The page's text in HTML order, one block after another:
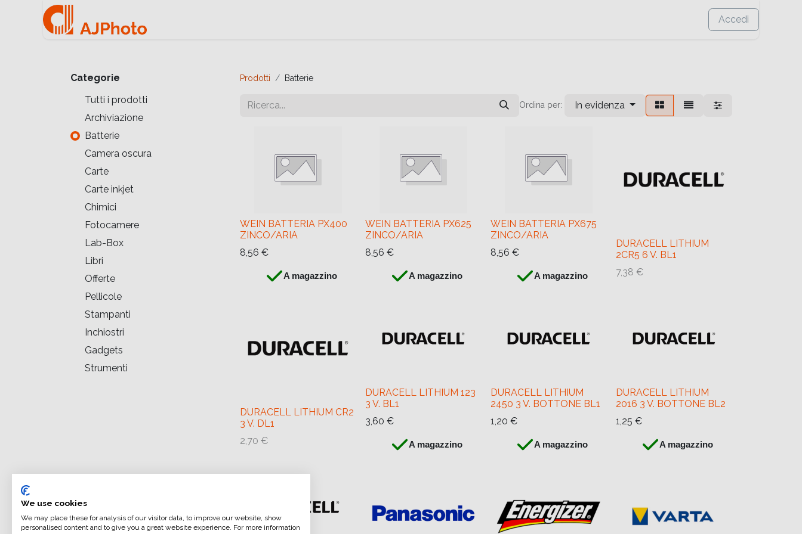
Accedi
Categorie
Tutti i prodotti
Archiviazione
Batterie
Camera oscura
Carte
Carte inkjet
Chimici
Fotocamere
Lab-Box
Libri
Offerte
Pellicole
Stampanti
Inchiostri
Gadgets
Strumenti
Prodotti Batterie
Ordina per: In evidenza
WEIN BATTERIA PX400
ZINCO/ARIA
8,56 €
A magazzino
WEIN BATTERIA PX625
ZINCO/ARIA
8,56 €
A magazzino
WEIN BATTERIA PX675
ZINCO/ARIA
8,56 €
A magazzino
DURACELL LITHIUM
2CR5 6 V. BL1
7,38 €
DURACELL LITHIUM CR2
3 V. DL1
2,70 €
DURACELL LITHIUM 123
3 V. BL1
3,60 €
A magazzino
DURACELL LITHIUM
2450 3 V. BOTTONE BL1
1,20 €
A magazzino
DURACELL LITHIUM
2016 3 V. BOTTONE BL2
1,25 €
A magazzino
We use cookies
We may place these for analysis of our visitor data, to improve our website, show
personalised content and to give you a great website experience. For more information